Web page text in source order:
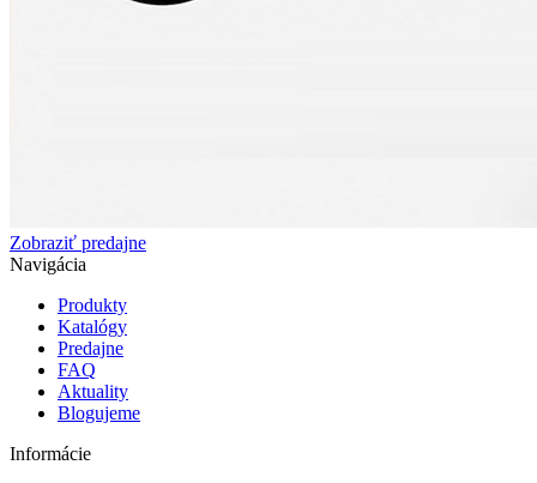
Zobraziť predajne
Navigácia
Produkty
Katalógy
Predajne
FAQ
Aktuality
Blogujeme
Informácie